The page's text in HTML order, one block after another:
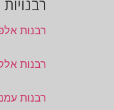
רבנות
רבנות
רבנות